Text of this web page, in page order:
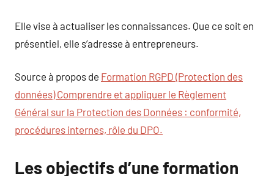
Elle vise à actualiser les connaissances. Que ce soit en
présentiel, elle s’adresse à entrepreneurs.
Source à propos de Formation RGPD (Protection des
données) Comprendre et appliquer le Règlement
Général sur la Protection des Données : conformité,
procédures internes, rôle du DPO.
Les objectifs d’une formation